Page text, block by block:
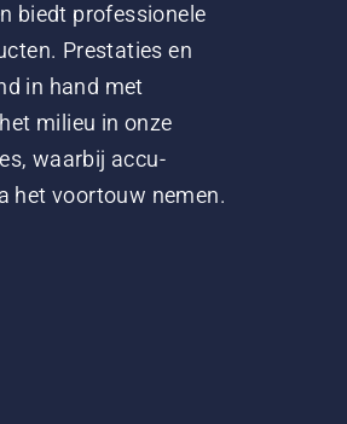
biedt professionele
Prestaties en
in hand met
milieu in onze
waarbij accu-
het voortouw nemen.